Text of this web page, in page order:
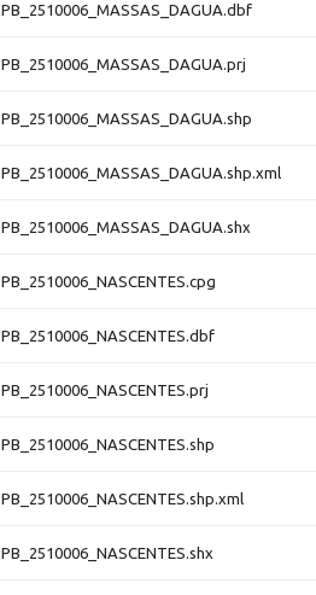
PB_2510006_MASSAS_DAGUA.dbf
PB_2510006_MASSAS_DAGUA.prj
PB_2510006_MASSAS_DAGUA.shp
PB_2510006_MASSAS_DAGUA.shp.xml
PB_2510006_MASSAS_DAGUA.shx
PB_2510006_NASCENTES.cpg
PB_2510006_NASCENTES.dbf
PB_2510006_NASCENTES.prj
PB_2510006_NASCENTES.shp
PB_2510006_NASCENTES.shp.xml
PB_2510006_NASCENTES.shx